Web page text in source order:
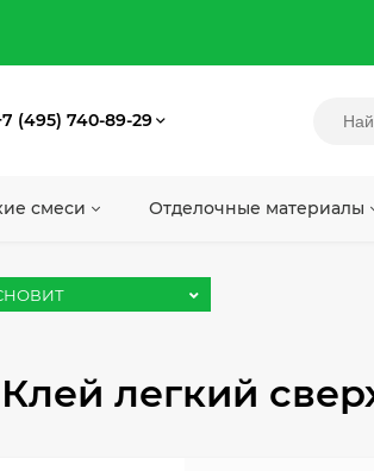
(495) 740-89-29
смеси Отделочные материалы
легкий